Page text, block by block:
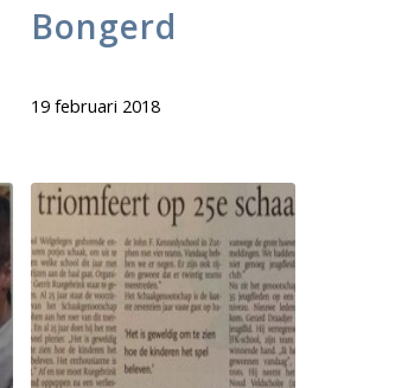
Bongerd
19 februari 2018